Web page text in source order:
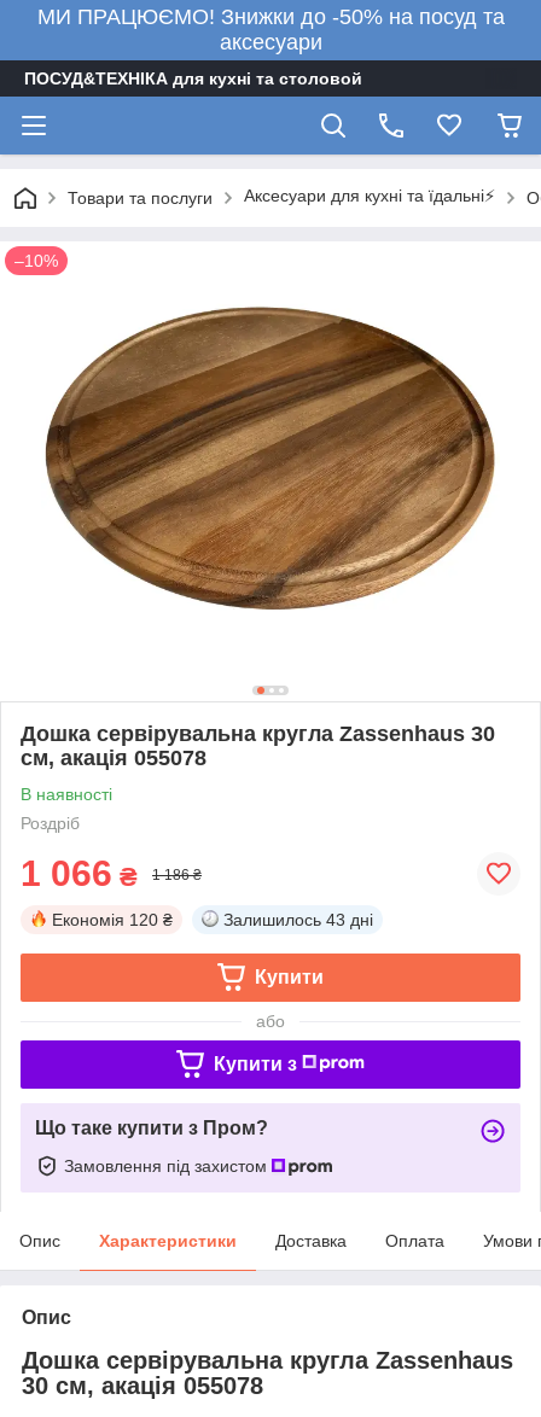
МИ ПРАЦЮЄМО! Знижки до -50% на посуд та
аксесуари
ПОСУД&ТЕХНІКА для кухні та столовой
Товари та послуги Аксесуари для кухні та їдальні⚡
–10%
Дошка сервірувальна кругла Zassenhaus 30
см, акація 055078
В наявності
Роздріб
1 066 ₴ 1 186 ₴
Економія 120 ₴ Залишилось 43 дні
Купити
або
Купити з
Що таке купити з Пром?
Замовлення під захистом
Опис Характеристики Доставка Оплата Умови
Опис
Дошка сервірувальна кругла Zassenhaus
30 см, акація 055078